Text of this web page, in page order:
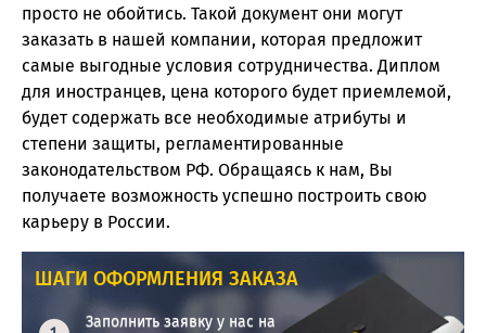
просто не обойтись. Такой документ они могут
заказать в нашей компании, которая предложит
самые выгодные условия сотрудничества. Диплом
для иностранцев, цена которого будет приемлемой,
будет содержать все необходимые атрибуты и
степени защиты, регламентированные
законодательством РФ. Обращаясь к нам, Вы
получаете возможность успешно построить свою
карьеру в России.
ШАГИ ОФОРМЛЕНИЯ ЗАКАЗА
Заполнить заявку у нас на